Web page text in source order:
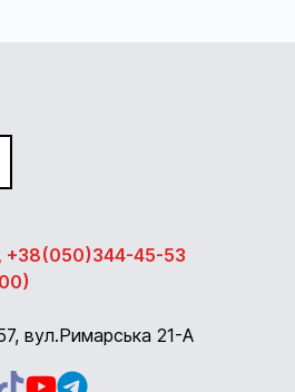
+38(050)344-45-53
, вул.Римарська 21-А
YoutubeTelegram